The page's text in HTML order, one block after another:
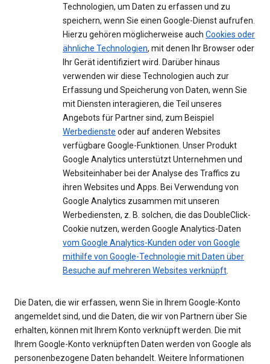
Technologien, um Daten zu erfassen und zu
speichern, wenn Sie einen Google-Dienst aufrufen.
Hierzu gehören möglicherweise auch Cookies oder
ähnliche Technologien, mit denen Ihr Browser oder
Ihr Gerät identifiziert wird. Darüber hinaus
verwenden wir diese Technologien auch zur
Erfassung und Speicherung von Daten, wenn Sie
mit Diensten interagieren, die Teil unseres
Angebots für Partner sind, zum Beispiel
Werbedienste oder auf anderen Websites
verfügbare Google-Funktionen. Unser Produkt
Google Analytics unterstützt Unternehmen und
Websiteinhaber bei der Analyse des Traffics zu
ihren Websites und Apps. Bei Verwendung von
Google Analytics zusammen mit unseren
Werbediensten, z. B. solchen, die das DoubleClick-
Cookie nutzen, werden Google Analytics-Daten
vom Google Analytics-Kunden oder von Google
mithilfe von Google-Technologie mit Daten über
Besuche auf mehreren Websites verknüpft.
Die Daten, die wir erfassen, wenn Sie in Ihrem Google-Konto
angemeldet sind, und die Daten, die wir von Partnern über Sie
erhalten, können mit Ihrem Konto verknüpft werden. Die mit
Ihrem Google-Konto verknüpften Daten werden von Google als
personenbezogene Daten behandelt. Weitere Informationen